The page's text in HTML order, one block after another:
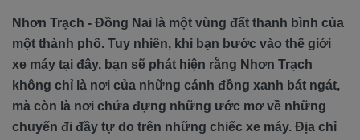
Nhơn Trạch - Đồng Nai là một vùng đất thanh bình của
một thành phố. Tuy nhiên, khi bạn bước vào thế giới
xe máy tại đây, bạn sẽ phát hiện rằng Nhơn Trạch
không chỉ là nơi của những cánh đồng xanh bát ngát,
mà còn là nơi chứa đựng những ước mơ về những
chuyến đi đầy tự do trên những chiếc xe máy. Địa chỉ